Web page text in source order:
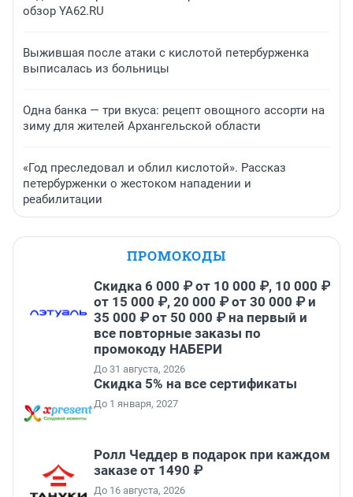
обзор YA62.RU
Выжившая после атаки с кислотой петербурженка
выписалась из больницы
Одна банка — три вкуса: рецепт овощного ассорти на
зиму для жителей Архангельской области
«Год преследовал и облил кислотой». Рассказ
петербурженки о жестоком нападении и
реабилитации
ПРОМОКОДЫ
Скидка 6 000 ₽ от 10 000 ₽, 10 000 ₽
от 15 000 ₽, 20 000 ₽ от 30 000 ₽ и
35 000 ₽ от 50 000 ₽ на первый и
все повторные заказы по
промокоду НАБЕРИ
До 31 августа, 2026
Скидка 5% на все сертификаты
До 1 января, 2027
Ролл Чеддер в подарок при каждом
заказе от 1490 ₽
До 16 августа, 2026